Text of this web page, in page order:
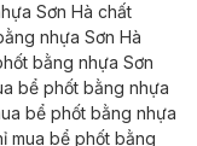
Sơn Hà chất
nhựa Sơn Hà
bằng nhựa Sơn
bể phốt bằng nhựa
bể phốt bằng nhựa
mua bể phốt bằng